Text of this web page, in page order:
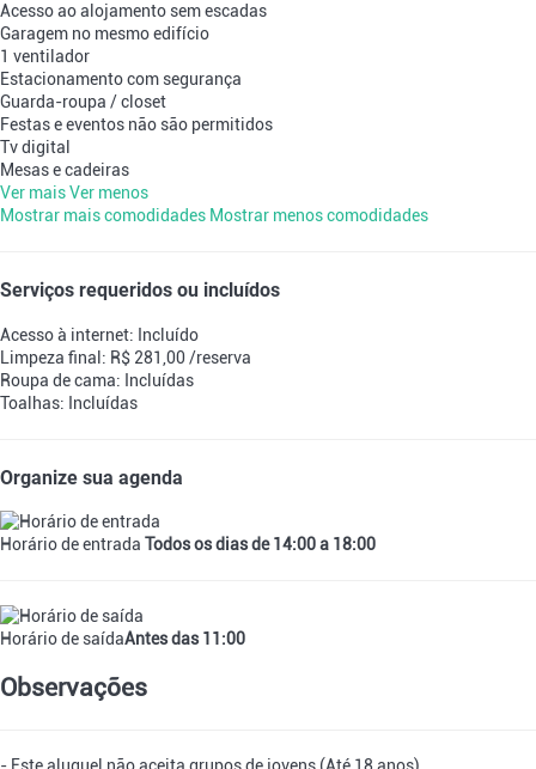
Acesso ao alojamento sem escadas
Garagem no mesmo edifício
1 ventilador
Estacionamento com segurança
Guarda-roupa / closet
Festas e eventos não são permitidos
Tv digital
Mesas e cadeiras
Ver maisVer menos
Mostrar mais comodidades Mostrar menos comodidades
Serviços requeridos ou incluídos
Acesso à internet: Incluído
Limpeza final: R$ 281,00 /reserva
Roupa de cama: Incluídas
Toalhas: Incluídas
Organize sua agenda
Horário de entrada Todos os dias de 14:00 a 18:00
Horário de saídaAntes das 11:00
Observações